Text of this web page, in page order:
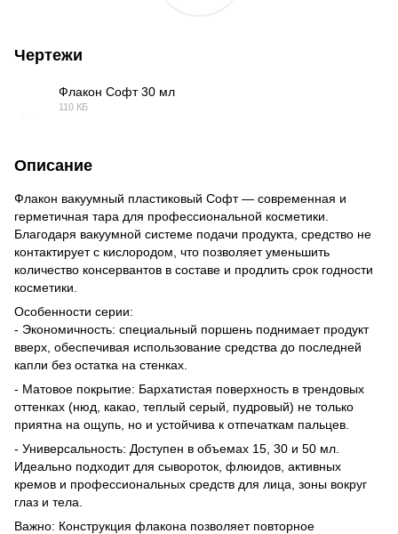
Чертежи
Флакон Софт 30 мл
110 КБ
Описание
Флакон вакуумный пластиковый Софт — современная и
герметичная тара для профессиональной косметики.
Благодаря вакуумной системе подачи продукта, средство не
контактирует с кислородом, что позволяет уменьшить
количество консервантов в составе и продлить срок годности
косметики.
Особенности серии:
- Экономичность: специальный поршень поднимает продукт
вверх, обеспечивая использование средства до последней
капли без остатка на стенках.
- Матовое покрытие: Бархатистая поверхность в трендовых
оттенках (нюд, какао, теплый серый, пудровый) не только
приятна на ощупь, но и устойчива к отпечаткам пальцев.
- Универсальность: Доступен в объемах 15, 30 и 50 мл.
Идеально подходит для сывороток, флюидов, активных
кремов и профессиональных средств для лица, зоны вокруг
глаз и тела.
Важно: Конструкция флакона позволяет повторное